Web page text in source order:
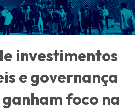
investimentos
e governança
foco na